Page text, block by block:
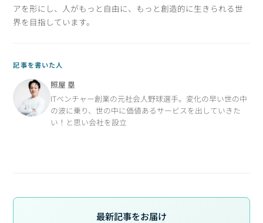
アを形にし、人がもっと自由に、もっと創造的に生きられる世
界を目指しています。
記事を書いた人
照屋 塁
ITベンチャー創業の元社会人野球選手。変化の早い世の中
の波に乗り、世の中に価値あるサービスを出していきた
い！と思い会社を設立
最新記事をお届け